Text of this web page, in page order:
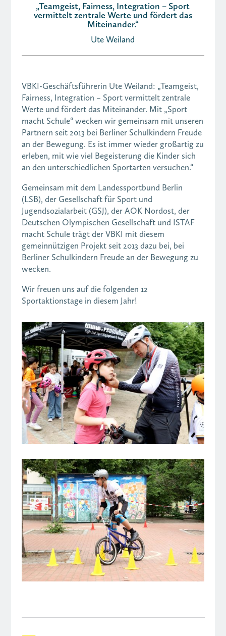
„Teamgeist, Fairness, Integration – Sport
vermittelt zentrale Werte und fördert das
Miteinander.“
Ute Weiland
VBKI-Geschäftsführerin Ute Weiland: „Teamgeist,
Fairness, Integration – Sport vermittelt zentrale
Werte und fördert das Miteinander. Mit „Sport
macht Schule“ wecken wir gemeinsam mit unseren
Partnern seit 2013 bei Berliner Schulkindern Freude
an der Bewegung. Es ist immer wieder großartig zu
erleben, mit wie viel Begeisterung die Kinder sich
an den unterschiedlichen Sportarten versuchen.“
Gemeinsam mit dem Landessportbund Berlin
(LSB), der Gesellschaft für Sport und
Jugendsozialarbeit (GSJ), der AOK Nordost, der
Deutschen Olympischen Gesellschaft und ISTAF
macht Schule trägt der VBKI mit diesem
gemeinnützigen Projekt seit 2013 dazu bei, bei
Berliner Schulkindern Freude an der Bewegung zu
wecken.
Wir freuen uns auf die folgenden 12
Sportaktionstage in diesem Jahr!